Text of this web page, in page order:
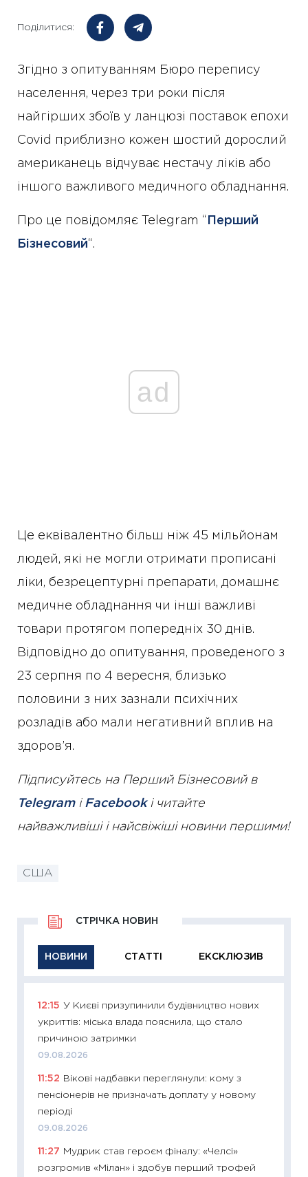
Поділитися:
Згідно з опитуванням Бюро перепису
населення, через три роки після
найгірших збоїв у ланцюзі поставок епохи
Covid приблизно кожен шостий дорослий
американець відчуває нестачу ліків або
іншого важливого медичного обладнання.
Про це повідомляє Telegram “ Перший
Бізнесовий“.
ad
Це еквівалентно більш ніж 45 мільйонам
людей, які не могли отримати прописані
ліки, безрецептурні препарати, домашнє
медичне обладнання чи інші важливі
товари протягом попередніх 30 днів.
Відповідно до опитування, проведеного з
23 серпня по 4 вересня, близько
половини з них зазнали психічних
розладів або мали негативний вплив на
здоров’я.
Підписуйтесь на Перший Бізнесовий в
Telegramі Facebookі читайте
найважливіші і найсвіжіші новини першими!
США
НОВИНИ СТАТТІ ЕКСКЛЮЗИВ
СТРІЧКА НОВИН
12:15 У Києві призупинили будівництво нових
укриттів: міська влада пояснила, що стало
причиною затримки
09.08.2026
11:52
Вікові надбавки переглянули: кому з
пенсіонерів не призначать доплату у новому
періоді
09.08.2026
11:27
Мудрик став героєм фіналу: «Челсі»
розгромив «Мілан» і здобув перший трофей